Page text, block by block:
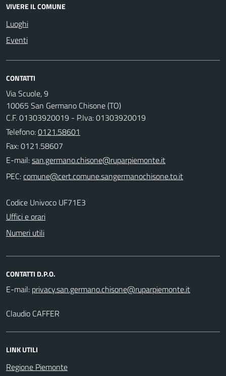
VIVERE IL COMUNE
Luoghi
Eventi
CONTATTI
Via Scuole, 9
10065 San Germano Chisone (TO)
C.F. 01303920019 - P.Iva: 01303920019
Telefono:0121.58601
Fax: 0121.58607
E-mail:
PEC:
Codice Univoco UF71E3
Uffici e orari
Numeri utili
CONTATTI D.P.O.
E-mail:
Claudio CAFFER
LINK UTILI
Regione Piemonte